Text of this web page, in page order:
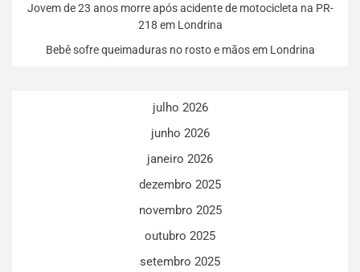
Jovem de 23 anos morre após acidente de motocicleta na PR-
218 em Londrina
Bebê sofre queimaduras no rosto e mãos em Londrina
julho 2026
junho 2026
janeiro 2026
dezembro 2025
novembro 2025
outubro 2025
setembro 2025